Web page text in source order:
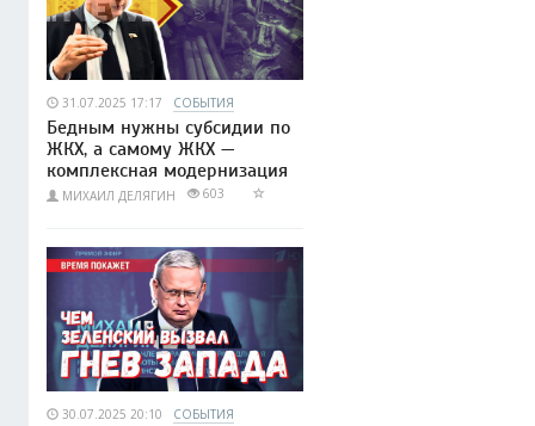
31.07.2025 17:17 СОБЫТИЯ
Бедным нужны субсидии по
ЖКХ, а самому ЖКХ —
комплексная модернизация
МИХАИЛ ДЕЛЯГИН 603
30.07.2025 20:10 СОБЫТИЯ